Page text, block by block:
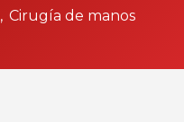
Cirugía de manos